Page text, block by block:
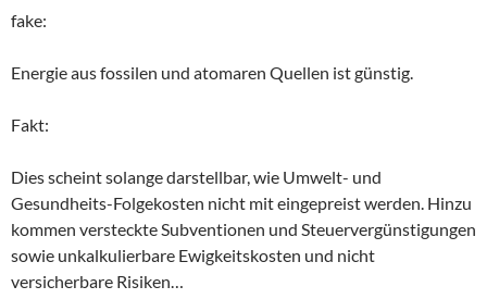
fake:
Energie aus fossilen und atomaren Quellen ist günstig.
Fakt:
Dies scheint solange darstellbar, wie Umwelt- und
Gesundheits-Folgekosten nicht mit eingepreist werden. Hinzu
kommen versteckte Subventionen und Steuervergünstigungen
sowie unkalkulierbare Ewigkeitskosten und nicht
versicherbare Risiken…